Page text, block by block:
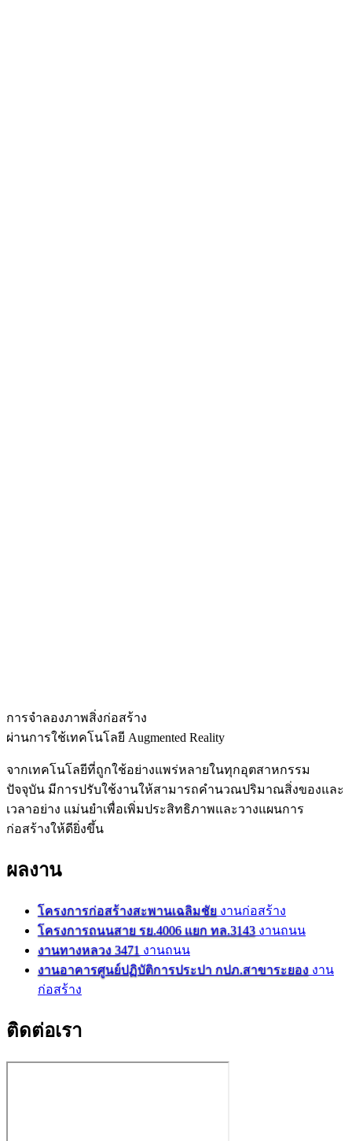
การจำลองภาพสิ่งก่อสร้าง
ผ่านการใช้เทคโนโลยี Augmented Reality
จากเทคโนโลยีที่ถูกใช้อย่างแพร่หลายในทุกอุตสาหกรรม
ปัจจุบัน มีการปรับใช้งานให้สามารถคำนวณปริมาณสิ่งของและ
เวลาอย่าง แม่นยำเพื่อเพิ่มประสิทธิภาพและวางแผนการ
ก่อสร้างให้ดียิ่งขึ้น
ผลงาน
โครงการก่อสร้างสะพานเฉลิมชัย งานก่อสร้าง
โครงการถนนสาย รย.4006 แยก ทล.3143 งานถนน
งานทางหลวง 3471 งานถนน
งานอาคารศูนย์ปฏิบัติการประปา กปภ.สาขาระยอง งาน
ก่อสร้าง
ติดต่อเรา